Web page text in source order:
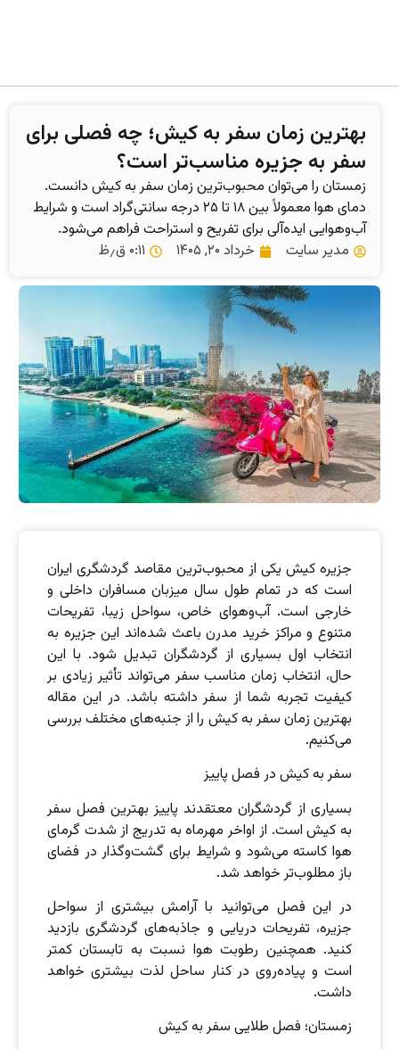
بهترین زمان سفر به کیش؛ چه فصلی برای
سفر به جزیره مناسب‌تر است؟
زمستان را می‌توان محبوب‌ترین زمان سفر به کیش دانست.
دمای هوا معمولاً بین ۱۸ تا ۲۵ درجه سانتی‌گراد است و شرایط
آب‌وهوایی ایده‌آلی برای تفریح و استراحت فراهم می‌شود.
مدیر سایت
خرداد ۲۰, ۱۴۰۵ ۰:۱۱ ق٫ظ
جزیره کیش یکی از محبوب‌ترین مقاصد گردشگری ایران
است که در تمام طول سال میزبان مسافران داخلی و
خارجی است. آب‌وهوای خاص، سواحل زیبا، تفریحات
متنوع و مراکز خرید مدرن باعث شده‌اند این جزیره به
انتخاب اول بسیاری از گردشگران تبدیل شود. با این
حال، انتخاب زمان مناسب سفر می‌تواند تأثیر زیادی بر
کیفیت تجربه شما از سفر داشته باشد. در این مقاله
بهترین زمان سفر به کیش را از جنبه‌های مختلف بررسی
می‌کنیم.
سفر به کیش در فصل پاییز
بسیاری از گردشگران معتقدند پاییز بهترین فصل سفر
به کیش است. از اواخر مهرماه به تدریج از شدت گرمای
هوا کاسته می‌شود و شرایط برای گشت‌وگذار در فضای
باز مطلوب‌تر خواهد شد.
در این فصل می‌توانید با آرامش بیشتری از سواحل
جزیره، تفریحات دریایی و جاذبه‌های گردشگری بازدید
کنید. همچنین رطوبت هوا نسبت به تابستان کمتر
است و پیاده‌روی در کنار ساحل لذت بیشتری خواهد
داشت.
زمستان؛ فصل طلایی سفر به کیش